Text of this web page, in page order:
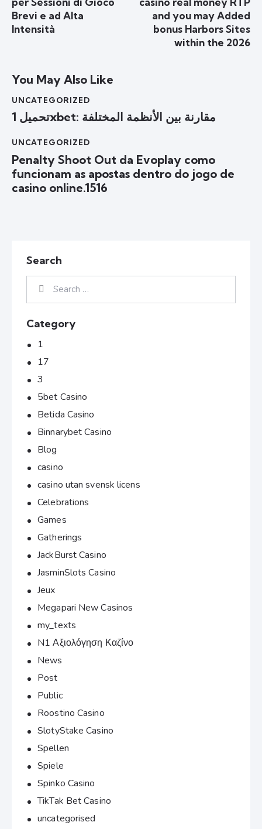
Brevi e ad Alta
Intensità
and you may Added
bonus Harbors Sites
within the 2026
You May Also Like
UNCATEGORIZED
تحميل 1xbet: مقارنة بين الأنظمة المختلفة
UNCATEGORIZED
Penalty Shoot Out da Evoplay como
funcionam as apostas dentro do jogo de
casino online.1516
Search
Category
1
17
3
5bet Casino
Betida Casino
Binnarybet Casino
Blog
casino
casino utan svensk licens
Celebrations
Games
Gatherings
JackBurst Casino
JasminSlots Casino
Jeux
Megapari New Casinos
my_texts
N1 Αξιολόγηση Καζίνο
News
Post
Public
Roostino Casino
SlotyStake Casino
Spellen
Spiele
Spinko Casino
TikTak Bet Casino
uncategorised